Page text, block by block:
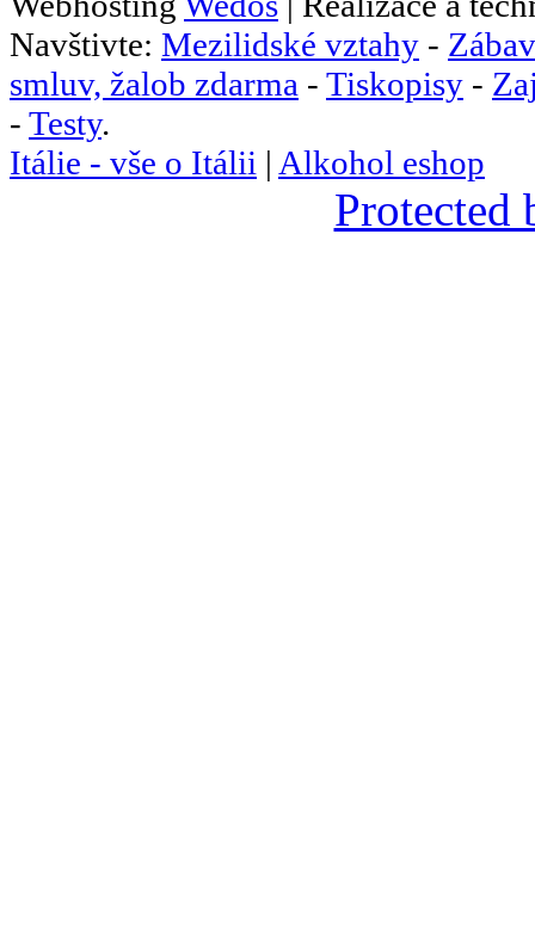
Navštivte: Mezilidské vztahy -
smluv, žalob zdarma - Tiskopisy -
- Testy.
Itálie - vše o Itálii | Alkohol eshop
Protected